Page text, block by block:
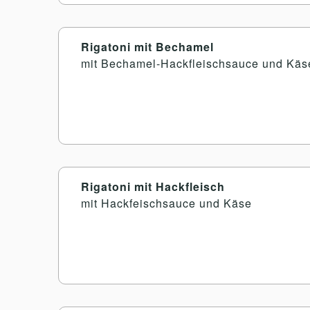
Rigatoni mit Bechamel
mit Bechamel-Hackfleischsauce und
Rigatoni mit Hackfleisch
mit Hackfeischsauce und Käse